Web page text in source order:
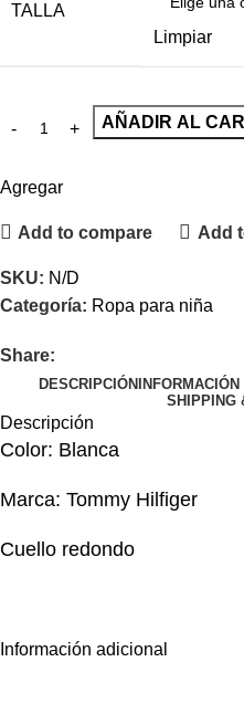
TALLA
Limpiar
AÑADIR AL
Agregar
Add to compare Add
SKU: N/D
Categoría: Ropa para niña
Share:
DESCRIPCIÓN
SHIPPING
Descripción
Color: Blanca
Marca: Tommy Hilfiger
Cuello redondo
Información adicional